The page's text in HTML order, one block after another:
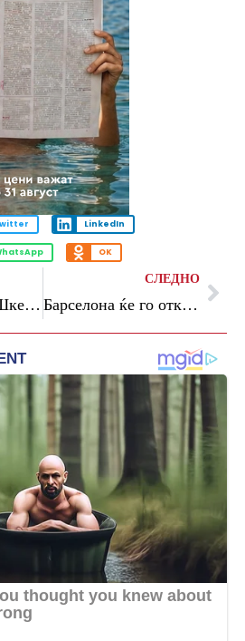
LinkedIn
OK
Навивачите на Шкендија ја исвиркаа химната, а играчите не ги примија сребрените медали
СЛЕДНО
Барселона ќе го откупи договорот на Рашфорд